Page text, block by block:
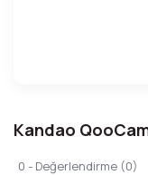
Kandao
0 - Değerlendirme (0)